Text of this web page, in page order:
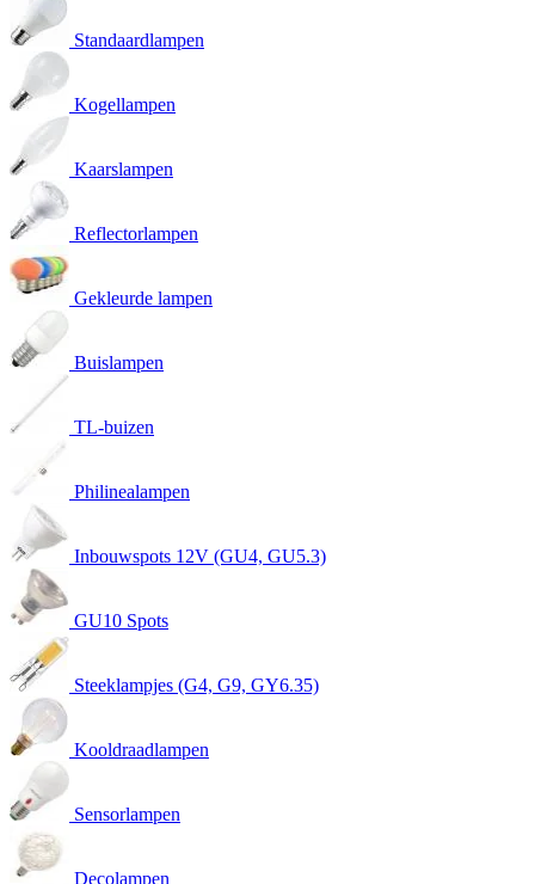
Standaardlampen
Kogellampen
Kaarslampen
Reflectorlampen
Gekleurde lampen
Buislampen
TL-buizen
Philinealampen
Inbouwspots 12V (GU4, GU5.3)
GU10 Spots
Steeklampjes (G4, G9, GY6.35)
Kooldraadlampen
Sensorlampen
Decolampen